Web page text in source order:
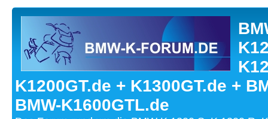
K1200GT.de + K1300GT.de +
BMW-K1600GTL.de